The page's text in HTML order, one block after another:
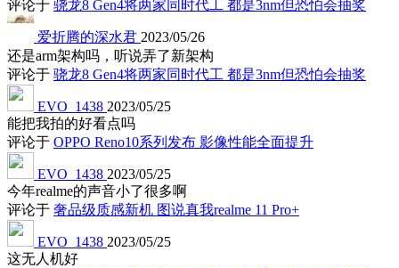
评论于 骁龙8 Gen4将两家同时代工 都是3nm但恐怕会抽奖
爱折腾的深水君 2023/05/26
还是arm架构吗，听说弄了新架构
评论于 骁龙8 Gen4将两家同时代工 都是3nm但恐怕会抽奖
EVO_1438 2023/05/25
能把我拍的好看点吗
评论于 OPPO Reno10系列发布 影像性能全面提升
EVO_1438 2023/05/25
今年realme的声音小了很多啊
评论于 奢品级质感新机 图说真我realme 11 Pro+
EVO_1438 2023/05/25
这无人机好